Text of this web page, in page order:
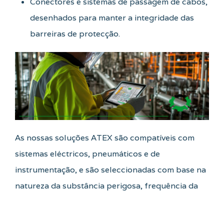
desenhados para manter a integridade das
barreiras de protecção.
As nossas soluções ATEX são compatíveis com
sistemas eléctricos, pneumáticos e de
instrumentação, e são seleccionadas com base na
natureza da substância perigosa, frequência da